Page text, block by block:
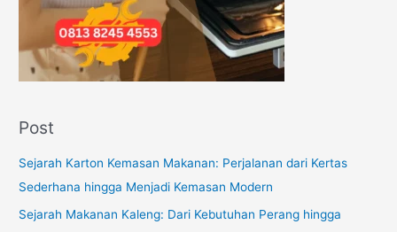
Post
Sejarah Karton Kemasan Makanan: Perjalanan dari Kertas
Sederhana hingga Menjadi Kemasan Modern
Sejarah Makanan Kaleng: Dari Kebutuhan Perang hingga